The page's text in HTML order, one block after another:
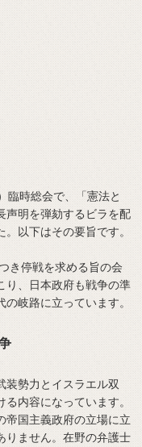
臨時総会で、「憲法と
声明を弾劾するビラを配
以下はその要旨です。
き停戦を求める旨の会
り、日本政府も戦争の準
岐路に立っています。
勢力とイスラエル双
内容になっています。
国主義政府の立場に立
りません。在野の弁護士